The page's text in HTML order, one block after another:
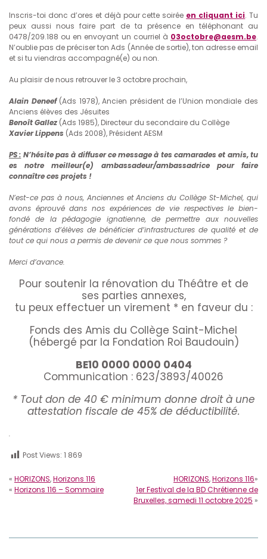
Inscris-toi donc d’ores et déjà pour cette soirée en cliquant ici. Tu
peux aussi nous faire part de ta présence en téléphonant au
0478/209.188 ou en envoyant un courriel à 03octobre@aesm.be.
N’oublie pas de préciser ton Ads (Année de sortie), ton adresse email
et si tu viendras accompagné(e) ou non.
Au plaisir de nous retrouver le 3 octobre prochain,
Alain Deneef (Ads 1978), Ancien président de l’Union mondiale des
Anciens élèves des Jésuites
Benoît Gallez (Ads 1985), Directeur du secondaire du Collège
Xavier Lippens (Ads 2008), Président AESM
PS : N’hésite pas à diffuser ce message à tes camarades et amis, tu
es notre meilleur(e) ambassadeur/ambassadrice pour faire
connaître ces projets !
N’est-ce pas à nous, Anciennes et Anciens du Collège St-Michel, qui
avons éprouvé dans nos expériences de vie respectives le bien-
fondé de la pédagogie ignatienne, de permettre aux nouvelles
générations d’élèves de bénéficier d’infrastructures de qualité et de
tout ce qui nous a permis de devenir ce que nous sommes ?
Merci d’avance.
Pour soutenir la rénovation du Théâtre et de
ses parties annexes,
tu peux effectuer un virement * en faveur du :
Fonds des Amis du Collège Saint-Michel
(hébergé par la Fondation Roi Baudouin)
BE10 0000 0000 0404
Communication : 623/3893/40026
* Tout don de 40 € minimum donne droit à une
attestation fiscale de 45% de déductibilité.
.
Post Views: 1 869
« HORIZONS,Horizons 116
« Horizons 116 – Sommaire
HORIZONS,Horizons 116»
1er Festival de la BD Chrétienne de
Bruxelles, samedi 11 octobre 2025 »